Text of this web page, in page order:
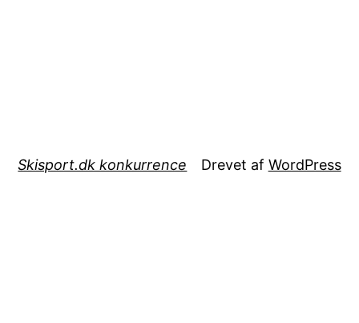
Skisport.dk konkurrence Drevet af WordPress